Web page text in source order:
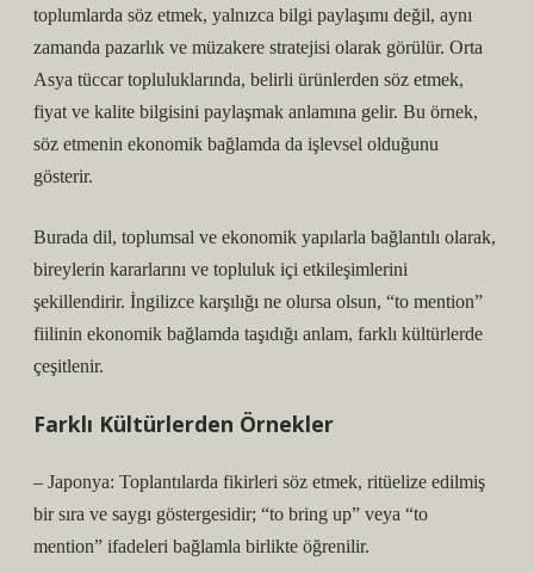
toplumlarda söz etmek, yalnızca bilgi paylaşımı değil, aynı
zamanda pazarlık ve müzakere stratejisi olarak görülür. Orta
Asya tüccar topluluklarında, belirli ürünlerden söz etmek,
fiyat ve kalite bilgisini paylaşmak anlamına gelir. Bu örnek,
söz etmenin ekonomik bağlamda da işlevsel olduğunu
gösterir.
Burada dil, toplumsal ve ekonomik yapılarla bağlantılı olarak,
bireylerin kararlarını ve topluluk içi etkileşimlerini
şekillendirir. İngilizce karşılığı ne olursa olsun, “to mention”
fiilinin ekonomik bağlamda taşıdığı anlam, farklı kültürlerde
çeşitlenir.
Farklı Kültürlerden Örnekler
– Japonya: Toplantılarda fikirleri söz etmek, ritüelize edilmiş
bir sıra ve saygı göstergesidir; “to bring up” veya “to
mention” ifadeleri bağlamla birlikte öğrenilir.